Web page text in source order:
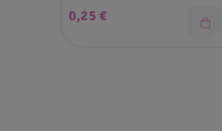
Precio
0,25 €